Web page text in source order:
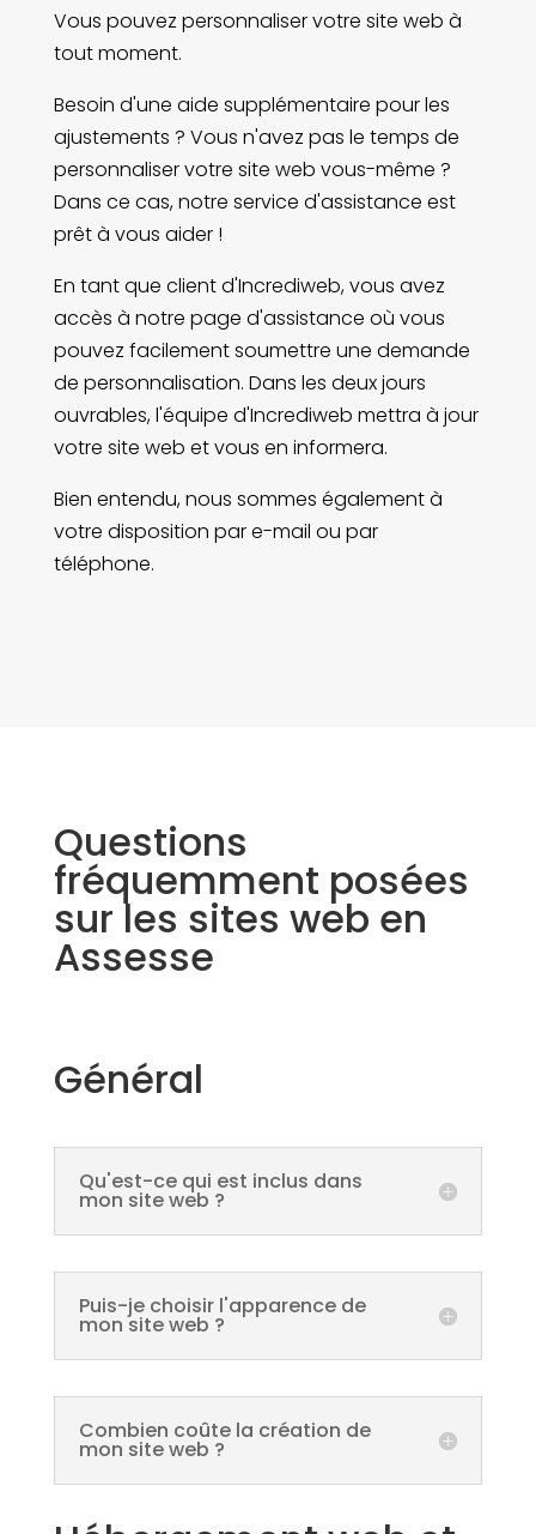
Vous pouvez personnaliser votre site web à
tout moment.
Besoin d'une aide supplémentaire pour les
ajustements ? Vous n'avez pas le temps de
personnaliser votre site web vous-même ?
Dans ce cas, notre service d'assistance est
prêt à vous aider !
En tant que client d'Incrediweb, vous avez
accès à notre page d'assistance où vous
pouvez facilement soumettre une demande
de personnalisation. Dans les deux jours
ouvrables, l'équipe d'Incrediweb mettra à jour
votre site web et vous en informera.
Bien entendu, nous sommes également à
votre disposition par e-mail ou par
téléphone.
Questions
fréquemment posées
sur les sites web en
Assesse
Général
Qu'est-ce qui est inclus dans
mon site web ?
Puis-je choisir l'apparence de
mon site web ?
Combien coûte la création de
mon site web ?